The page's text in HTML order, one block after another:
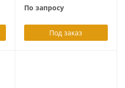
гидрозаполнением
По запросу
Под заказ